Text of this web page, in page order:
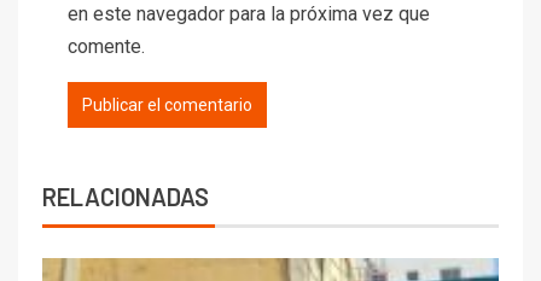
en este navegador para la próxima vez que
comente.
RELACIONADAS